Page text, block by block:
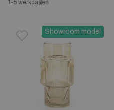
1-5 werkdagen
Showroom model
Toevoegen aan
Verwijderen van verlanglijst